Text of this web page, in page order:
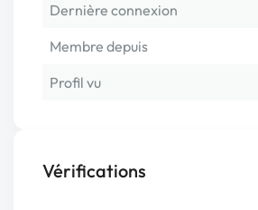
Dernière connexion
Membre depuis
Profil vu
Vérifications